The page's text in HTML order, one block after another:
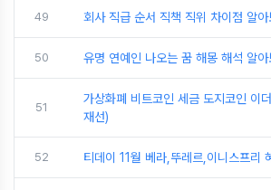
49 회사 직급 순서 직책 직위 차이점 알
50 유명 연예인 나오는 꿈 해몽 해석 알아
51
가상화폐 비트코인 세금 도지코인 이
재선)
52 티데이 11월 베라,뚜레르,이니스프리